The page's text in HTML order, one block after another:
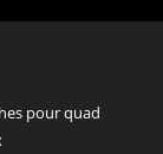
pour quad